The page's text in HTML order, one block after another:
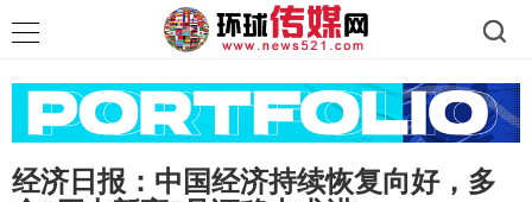
经济日报：中国经济持续恢复向好，多